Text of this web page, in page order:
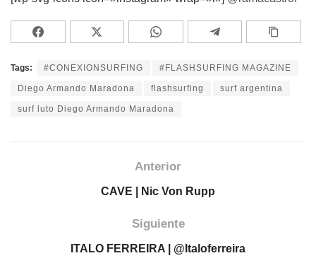
Tags: #CONEXIONSURFING #FLASHSURFING MAGAZINE
Diego Armando Maradona flashsurfing surf argentina
surf luto Diego Armando Maradona
Anterior
CAVE | Nic Von Rupp
Siguiente
ITALO FERREIRA | @italoferreira